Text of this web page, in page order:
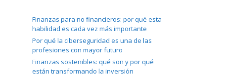
Finanzas para no financieros: por qué esta
habilidad es cada vez más importante
Por qué la ciberseguridad es una de las
profesiones con mayor futuro
Finanzas sostenibles: qué son y por qué
están transformando la inversión